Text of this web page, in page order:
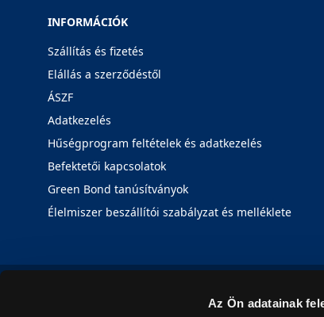
Az Ön adatainak
INFORMÁCIÓK
Szállítás és fizetés
Elállás a szerződéstől
ÁSZF
Adatkezelés
Hűségprogram feltételek és adatkezelés
Befektetői kapcsolatok
Green Bond tanúsítványok
Élelmiszer beszállítói szabályzat és melléklete